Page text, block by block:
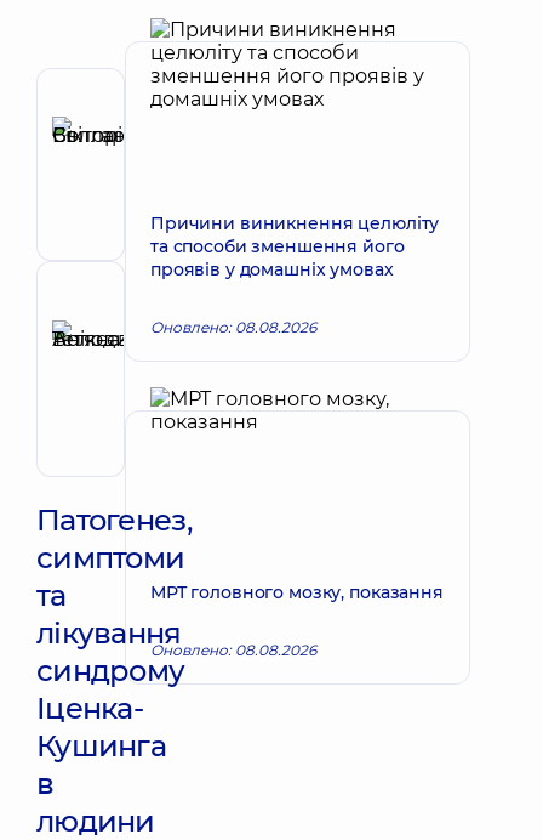
Автор
Ендокринолог
Анікєєва
Тетяна
Володимирівна
Терапевт;
Запис до лікаря
Патогенез,
симптоми
та
лікування
синдрому
Іценка-
Кушинга
в
людини
Причини виникнення целюліту
та способи зменшення його
проявів у домашніх умовах
Оновлено: 08.08.2026
МРТ головного мозку, показання
Оновлено: 08.08.2026